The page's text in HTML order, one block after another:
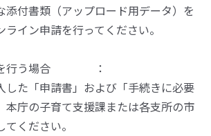
付書類（アップロード用データ）を
ライン申請を行ってください。
を行う場合 ：
た「申請書」および「手続きに必要
本庁の子育て支援課または各支所の市
ください。